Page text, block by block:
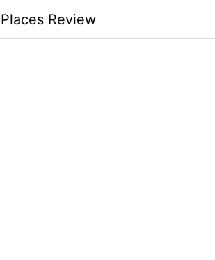
Places Review